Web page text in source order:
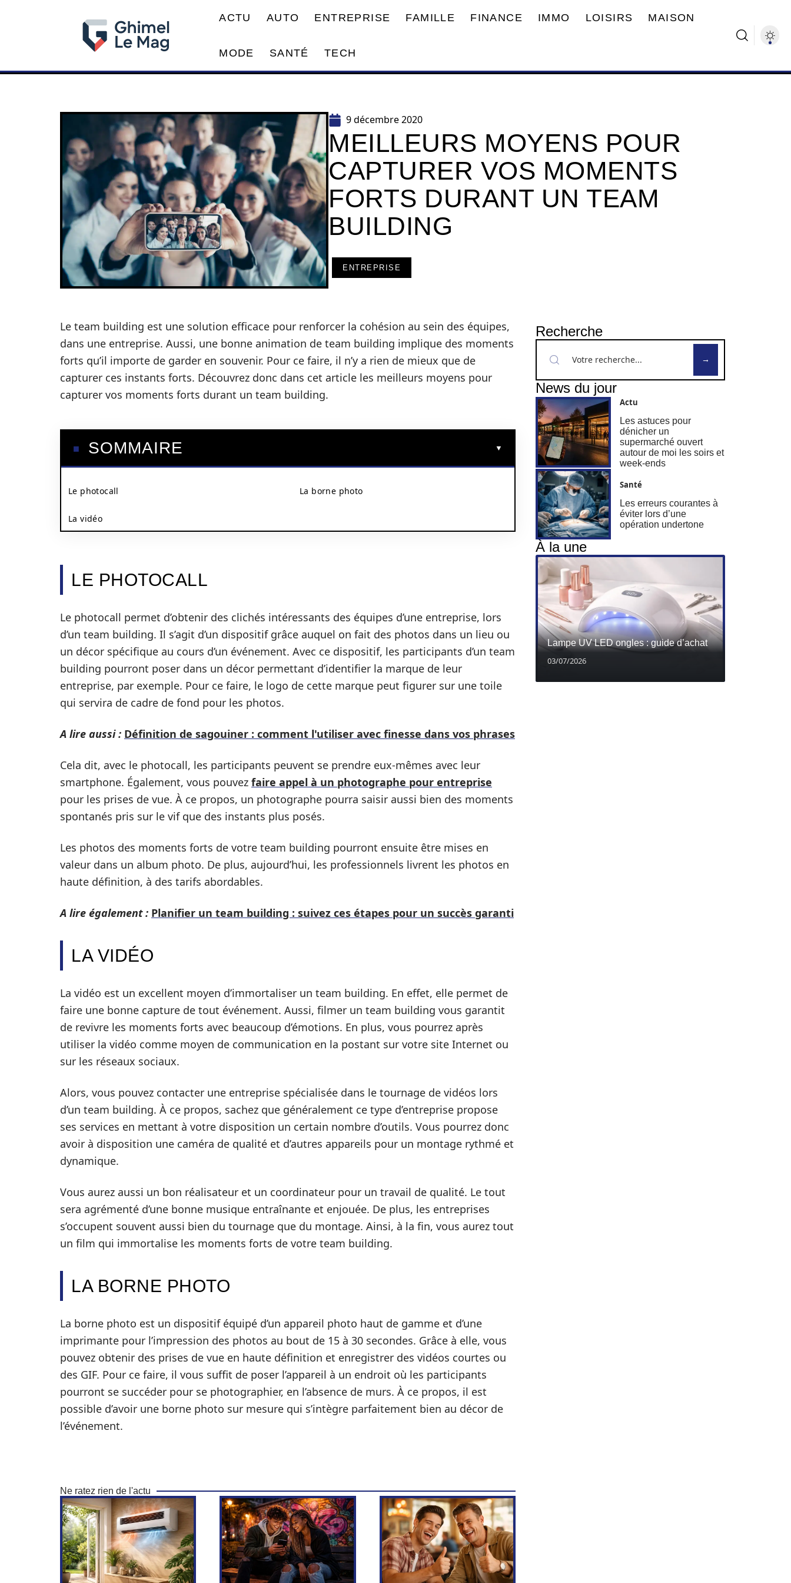
ACTU AUTO ENTREPRISE FAMILLE FINANCE IMMO LOISIRS MAISON
MODE SANTÉ TECH
9 décembre 2020
MEILLEURS MOYENS POUR
CAPTURER VOS MOMENTS
FORTS DURANT UN TEAM
BUILDING
ENTREPRISE
Le team building est une solution efficace pour renforcer la cohésion au sein des équipes,
dans une entreprise. Aussi, une bonne animation de team building implique des moments
forts qu’il importe de garder en souvenir. Pour ce faire, il n’y a rien de mieux que de
capturer ces instants forts. Découvrez donc dans cet article les meilleurs moyens pour
capturer vos moments forts durant un team building.
SOMMAIRE
Le photocall
La vidéo
La borne photo
LE PHOTOCALL
Le photocall permet d’obtenir des clichés intéressants des équipes d’une entreprise, lors
d’un team building. Il s’agit d’un dispositif grâce auquel on fait des photos dans un lieu ou
un décor spécifique au cours d’un événement. Avec ce dispositif, les participants d’un team
building pourront poser dans un décor permettant d’identifier la marque de leur
entreprise, par exemple. Pour ce faire, le logo de cette marque peut figurer sur une toile
qui servira de cadre de fond pour les photos.
A lire aussi : Définition de sagouiner : comment l'utiliser avec finesse dans vos phrases
Cela dit, avec le photocall, les participants peuvent se prendre eux-mêmes avec leur
smartphone. Également, vous pouvez faire appel à un photographe pour entreprise
pour les prises de vue. À ce propos, un photographe pourra saisir aussi bien des moments
spontanés pris sur le vif que des instants plus posés.
Les photos des moments forts de votre team building pourront ensuite être mises en
valeur dans un album photo. De plus, aujourd’hui, les professionnels livrent les photos en
haute définition, à des tarifs abordables.
A lire également : Planifier un team building : suivez ces étapes pour un succès garanti
LA VIDÉO
La vidéo est un excellent moyen d’immortaliser un team building. En effet, elle permet de
faire une bonne capture de tout événement. Aussi, filmer un team building vous garantit
de revivre les moments forts avec beaucoup d’émotions. En plus, vous pourrez après
utiliser la vidéo comme moyen de communication en la postant sur votre site Internet ou
sur les réseaux sociaux.
Alors, vous pouvez contacter une entreprise spécialisée dans le tournage de vidéos lors
d’un team building. À ce propos, sachez que généralement ce type d’entreprise propose
ses services en mettant à votre disposition un certain nombre d’outils. Vous pourrez donc
avoir à disposition une caméra de qualité et d’autres appareils pour un montage rythmé et
dynamique.
Vous aurez aussi un bon réalisateur et un coordinateur pour un travail de qualité. Le tout
sera agrémenté d’une bonne musique entraînante et enjouée. De plus, les entreprises
s’occupent souvent aussi bien du tournage que du montage. Ainsi, à la fin, vous aurez tout
un film qui immortalise les moments forts de votre team building.
LA BORNE PHOTO
La borne photo est un dispositif équipé d’un appareil photo haut de gamme et d’une
imprimante pour l’impression des photos au bout de 15 à 30 secondes. Grâce à elle, vous
pouvez obtenir des prises de vue en haute définition et enregistrer des vidéos courtes ou
des GIF. Pour ce faire, il vous suffit de poser l’appareil à un endroit où les participants
pourront se succéder pour se photographier, en l’absence de murs. À ce propos, il est
possible d’avoir une borne photo sur mesure qui s’intègre parfaitement bien au décor de
l’événement.
Ne ratez rien de l'actu
Recherche
News du jour
Actu
Les astuces pour
dénicher un
supermarché ouvert
autour de moi les soirs et
week-ends
Santé
Les erreurs courantes à
éviter lors d’une
opération undertone
À la une
Lampe UV LED ongles : guide d’achat
03/07/2026